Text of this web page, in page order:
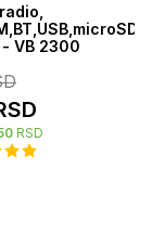
VB 2300
RSD